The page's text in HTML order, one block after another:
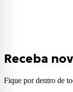
Receba
Fique por dentro de